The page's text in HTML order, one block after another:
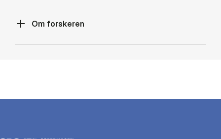
Om forskeren